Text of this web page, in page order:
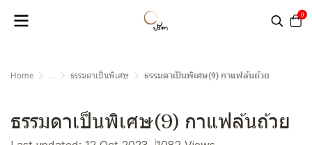
0
Home ... ธรรมดาเป็นพิเศษ ธรรมดาเป็นพิเศษ(9) กาแฟล้นถ้วย
ธรรมดาเป็นพิเศษ(9) กาแฟล้นถ้วย